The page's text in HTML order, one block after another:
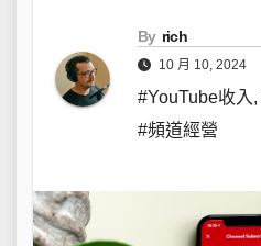
By rich
10 月 10, 2024
#YouTube收入 ,
#頻道經營